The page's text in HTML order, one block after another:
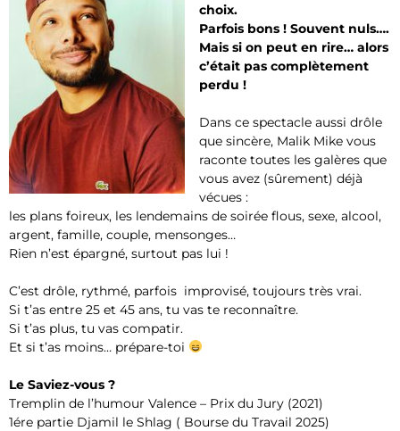
choix.
Parfois bons ! Souvent nuls….
Mais si on peut en rire… alors
c’était pas complètement
perdu !
Dans ce spectacle aussi drôle
que sincère, Malik Mike vous
raconte toutes les galères que
vous avez (sûrement) déjà
vécues :
les plans foireux, les lendemains de soirée flous, sexe, alcool,
argent, famille, couple, mensonges…
Rien n’est épargné, surtout pas lui !
C’est drôle, rythmé, parfois improvisé, toujours très vrai.
Si t’as entre 25 et 45 ans, tu vas te reconnaître.
Si t’as plus, tu vas compatir.
Et si t’as moins… prépare-toi
Le Saviez-vous ?
Tremplin de l’humour Valence – Prix du Jury (2021)
1ére partie Djamil le Shlag ( Bourse du Travail 2025)